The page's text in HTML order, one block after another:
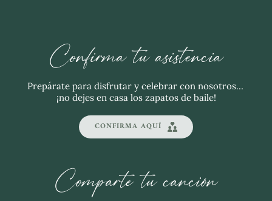
Confirma tu asistencia
Prepárate para disfrutar y celebrar con nosotros…
¡no dejes en casa los zapatos de baile!
CONFIRMA AQUÍ
Comparte tu canción